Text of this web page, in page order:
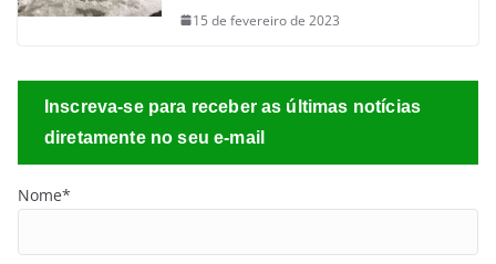
15 de fevereiro de 2023
Inscreva-se para receber as últimas notícias
diretamente no seu e-mail
Nome*